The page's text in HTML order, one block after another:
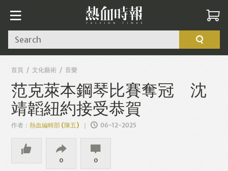
Search
首頁 文化藝術 音樂
范克萊本鋼琴比賽奪冠 沈
靖韜紐約接受恭賀
作者：熱血編輯部 (陳五) 06-12-2025
0 0